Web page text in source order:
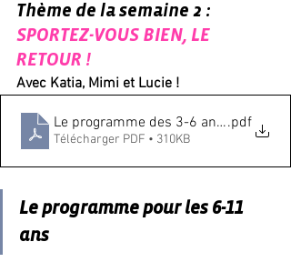
Thème de la semaine 2 :
SPORTEZ-VOUS BIEN, LE
RETOUR !
Avec Katia, Mimi et Lucie !
Le programme des 3-6 ans Période 2
.pdf
Télécharger PDF • 310KB
Le programme pour les 6-11
ans